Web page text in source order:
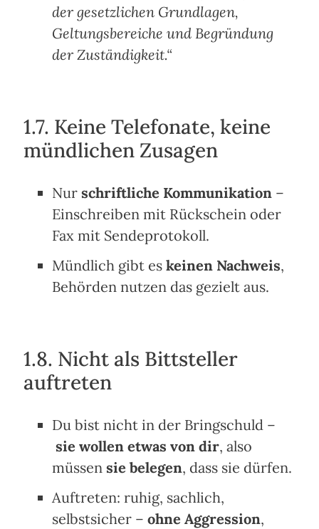
der gesetzlichen Grundlagen,
Geltungsbereiche und Begründung
der Zuständigkeit.“
1.7. Keine Telefonate, keine
mündlichen Zusagen
Nurschriftliche Kommunikation –
Einschreiben mit Rückschein oder
Fax mit Sendeprotokoll.
Mündlich gibt eskeinen Nachweis,
Behörden nutzen das gezielt aus.
1.8. Nicht als Bittsteller
auftreten
Du bist nicht in der Bringschuld –
sie wollen etwas von dir, also
müssensie belegen, dass sie dürfen.
Auftreten: ruhig, sachlich,
selbstsicher –ohne Aggression,